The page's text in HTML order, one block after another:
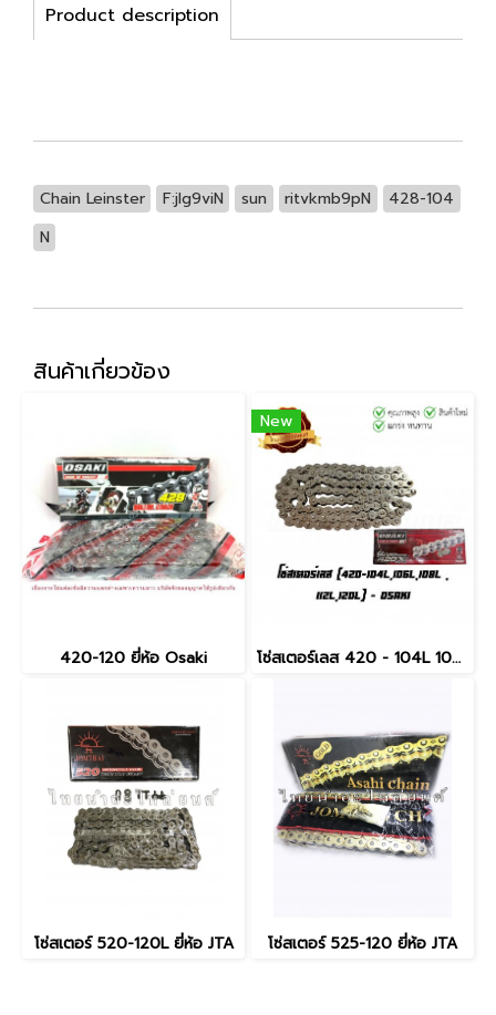
Product description
Chain Leinster F:jlg9viN sun ritvkmb9pN
428-104
N
สินค้าเกี่ยวข้อง
420-120 ยี่ห้อ Osaki
New
โซ่สเตอร์เลส 420 - 104L 106L 108L 112L 120L ยี่ห้อ Osaki
โซ่สเตอร์ 520-120L ยี่ห้อ JTA โซ่สเตอร์ 525-120 ยี่ห้อ JTA